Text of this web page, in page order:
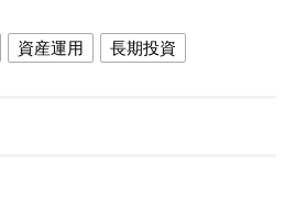
資産運用 長期投資